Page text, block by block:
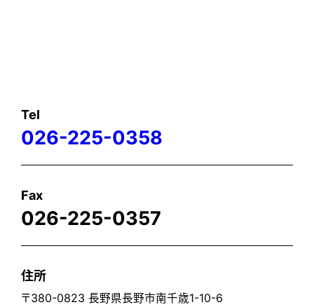
Tel
026-225-0358
Fax
026-225-0357
住所
〒380-0823 長野県長野市南千歳1-10-6